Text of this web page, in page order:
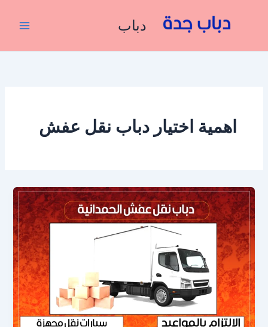
دباب
اهمية اختيار دباب نقل عفش